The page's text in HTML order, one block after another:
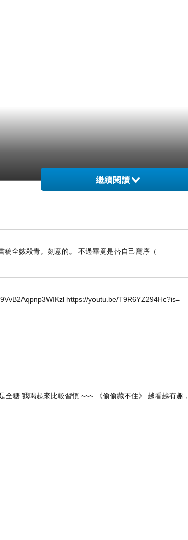
繼續閱讀
全數殺青。刻意的。 不過畢竟是替自己寫序（
https://youtu.be/T9R6YZ294Hc?is=
糖 我喝起來比較習慣 ~~~ 《偷偷藏不住》 越看越有趣，